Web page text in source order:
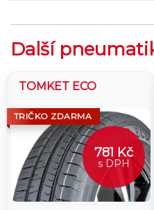
Další
TOMKET ECO
TRIČKO ZDARMA
781 Kč
s DPH